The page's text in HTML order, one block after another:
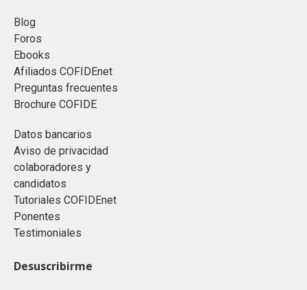
Blog
Foros
Ebooks
Afiliados COFIDEnet
Preguntas frecuentes
Brochure COFIDE
Datos bancarios
Aviso de privacidad
colaboradores y
candidatos
Tutoriales COFIDEnet
Ponentes
Testimoniales
Desuscribirme